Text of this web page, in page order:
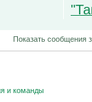
Показать сообщения
и команды